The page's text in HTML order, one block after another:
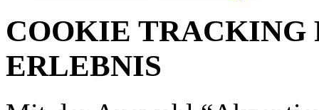
COOKIE TRACKING
ERLEBNIS